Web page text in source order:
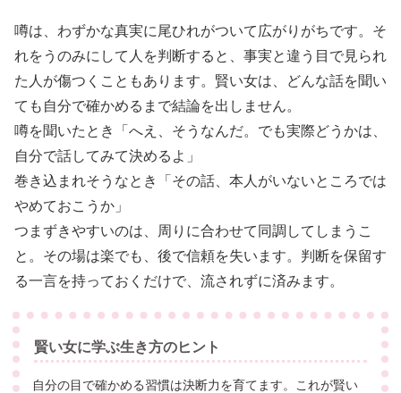
噂は、わずかな真実に尾ひれがついて広がりがちです。そ
れをうのみにして人を判断すると、事実と違う目で見られ
た人が傷つくこともあります。賢い女は、どんな話を聞い
ても自分で確かめるまで結論を出しません。
噂を聞いたとき「へえ、そうなんだ。でも実際どうかは、
自分で話してみて決めるよ」
巻き込まれそうなとき「その話、本人がいないところでは
やめておこうか」
つまずきやすいのは、周りに合わせて同調してしまうこ
と。その場は楽でも、後で信頼を失います。判断を保留す
る一言を持っておくだけで、流されずに済みます。
賢い女に学ぶ生き方のヒント
自分の目で確かめる習慣は決断力を育てます。これが賢い